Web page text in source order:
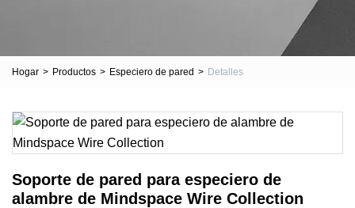
Hogar > Productos > Especiero de pared > Detalles
Soporte de pared para especiero de
alambre de Mindspace Wire Collection